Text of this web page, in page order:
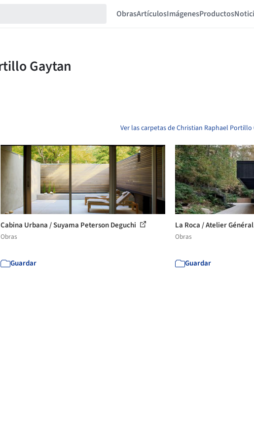
ObrasArtículosImágenesProductos
Ver las carpetas de Christian Raphael Portillo
Cabina Urbana / Suyama Peterson Deguchi
Obras
Guardar
La Roca / Atelier Général
Obras
Guardar